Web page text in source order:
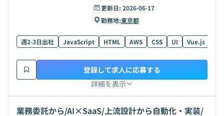
更新日: 2026-06-17
勤務地:東京都
週2-3日出社 JavaScript HTML AWS CSS UI Vue.js
詳細を表示
登録して求人に応募する
業務委託から/AI×SaaS/上流設計から自動化・実装/